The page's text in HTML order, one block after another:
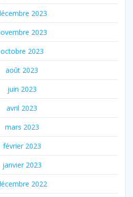
2023
2023
octobre 2023
août 2023
juin 2023
avril 2023
mars 2023
février 2023
janvier 2023
2022